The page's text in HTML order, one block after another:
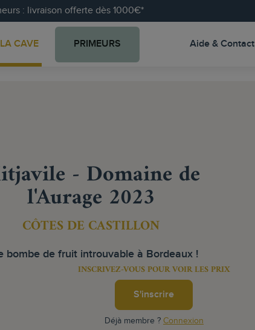
: livraison offerte dès 1000€*
LA CAVE PRIMEURS Aide & Contact
- Domaine de
l'Aurage 2023
CÔTES DE CASTILLON
bombe de fruit introuvable à Bordeaux !
INSCRIVEZ-VOUS POUR VOIR LES PRIX
S'inscrire
Déjà membre ? Connexion